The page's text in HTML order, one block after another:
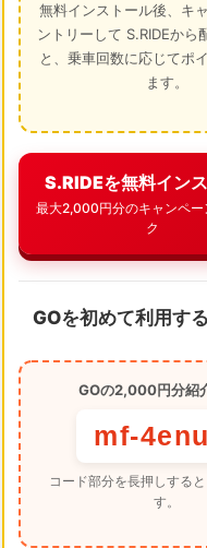
無料インストール後、キ
ントリーして S.RIDEから
と、乗車回数に応じてポ
ます。
S.RIDEを無料イン
最大2,000円分のキャンペー
ク
GOを初めて利用す
GOの2,000円分紹
mf-
コード部分を長押しする
す。